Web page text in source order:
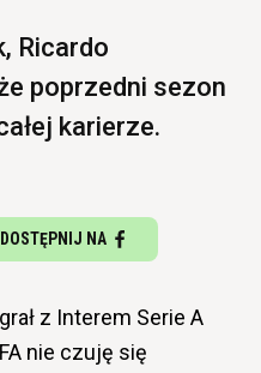
Ricardo
poprzedni sezon
karierze.
NA
z Interem Serie A
nie czuję się